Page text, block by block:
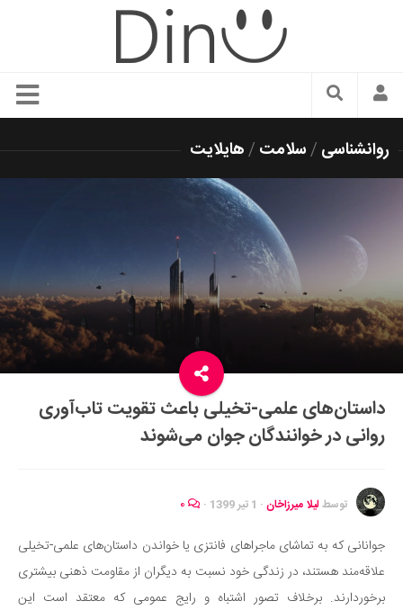
سبک زندگی
زیبایی و آرایش
شیک پوشی
دکوراسیون و چیدمان
غذا
رستوران گردی
سفر و گردشگری
ایران گردی
جهان گردی
موفقیت و مهارت‌های فردی
تغذیه سالم
بهداشت
روانشناسی /سلامت /هایلایت
داستان‌های علمی-تخیلی باعث تقویت تاب‌آوری
روانی در خوانندگان جوان می‌شوند
توسطلیلا میرزاخان · 1 تیر 1399 ·
جوانانی که به تماشای ماجراهای فانتزی یا خواندن داستان‌های علمی-تخیلی
علاقه‌مند هستند، در زندگی خود نسبت به دیگران از مقاومت ذهنی بیشتری
برخوردارند. برخلاف تصور اشتباه و رایج عمومی که معتقد است این